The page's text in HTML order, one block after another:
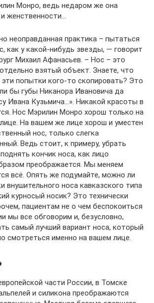
Монро, ведь недаром же она
женственности…
неоправданная практика – пытаться
как у какой-нибудь звезды, — говорит
Михаил Афанасьев. – Нос – это
взятый объект. Знаете, что
попытки кого-то скопировать? Это
бы губы Никанора Ивановича да
Ивана Кузьмича…». Никакой красоты в
Нос Мэрилин Монро хорош только на
На вашем же лице хорош и уместен
нос, только слегка
Ведь стоит, к примеру, убрать
кончик носа, как лицо
преображается. Мы меняем
всё. Опять же подумайте, можно ли
внушительного носа кавказского типа
курносый носик? Это технически
пациентам не о чем беспокоиться
мы все обговорим и, безусловно,
самый лучший вариант носа, который
смотреться именно на вашем лице.
части России, в Томске
и силикона преображаются